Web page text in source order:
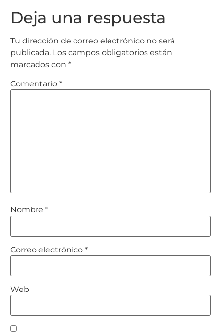
Deja una respuesta
Tu dirección de correo electrónico no será
publicada. Los campos obligatorios están
marcados con *
Comentario *
Nombre *
Correo electrónico *
Web